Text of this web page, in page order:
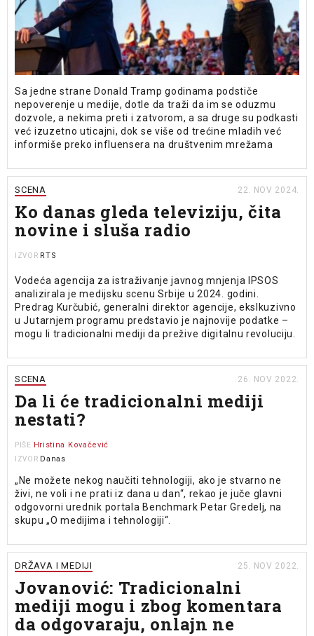
Sa jedne strane Donald Tramp godinama podstiče
nepoverenje u medije, dotle da traži da im se oduzmu
dozvole, a nekima preti i zatvorom, a sa druge su podkasti
već izuzetno uticajni, dok se više od trećine mladih već
informiše preko influensera na društvenim mrežama
SCENA 22. NOV 2024.
Ko danas gleda televiziju, čita
novine i sluša radio
IZVOR RTS
Vodeća agencija za istraživanje javnog mnjenja IPSOS
analizirala je medijsku scenu Srbije u 2024. godini.
Predrag Kurčubić, generalni direktor agencije, ekslkuzivno
u Jutarnjem programu predstavio je najnovije podatke –
mogu li tradicionalni mediji da prežive digitalnu revoluciju.
SCENA 26. NOV 2022.
Da li će tradicionalni mediji
nestati?
PIŠE Hristina Kovačević
IZVOR Danas
„Ne možete nekog naučiti tehnologiji, ako je stvarno ne
živi, ne voli i ne prati iz dana u dan“, rekao je juče glavni
odgovorni urednik portala Benchmark Petar Gredelj, na
skupu „O medijima i tehnologiji“.
DRŽAVA I MEDIJI 25. NOV 2022.
Jovanović: Tradicionalni
mediji mogu i zbog komentara
da odgovaraju, onlajn ne